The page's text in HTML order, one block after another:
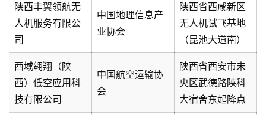
陕西丰翼领航无
人机服务有限公
司
中国地理信息产
业协会
陕西省西咸新区
无人机试飞基地
（昆池大道南）
西域翱翔（陕
西）低空应用科
技有限公司
中国航空运输协
会
陕西省西安市未
央区武德路陕科
大宿舍东起降点